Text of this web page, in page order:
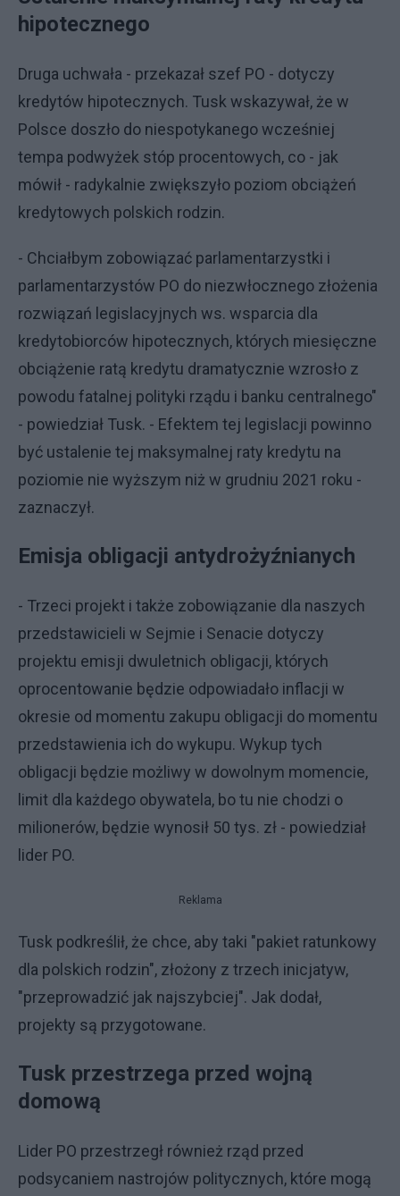
hipotecznego
Druga uchwała - przekazał szef PO - dotyczy
kredytów hipotecznych. Tusk wskazywał, że w
Polsce doszło do niespotykanego wcześniej
tempa podwyżek stóp procentowych, co - jak
mówił - radykalnie zwiększyło poziom obciążeń
kredytowych polskich rodzin.
- Chciałbym zobowiązać parlamentarzystki i
parlamentarzystów PO do niezwłocznego złożenia
rozwiązań legislacyjnych ws. wsparcia dla
kredytobiorców hipotecznych, których miesięczne
obciążenie ratą kredytu dramatycznie wzrosło z
powodu fatalnej polityki rządu i banku centralnego"
- powiedział Tusk. - Efektem tej legislacji powinno
być ustalenie tej maksymalnej raty kredytu na
poziomie nie wyższym niż w grudniu 2021 roku -
zaznaczył.
Emisja obligacji antydrożyźnianych
- Trzeci projekt i także zobowiązanie dla naszych
przedstawicieli w Sejmie i Senacie dotyczy
projektu emisji dwuletnich obligacji, których
oprocentowanie będzie odpowiadało inflacji w
okresie od momentu zakupu obligacji do momentu
przedstawienia ich do wykupu. Wykup tych
obligacji będzie możliwy w dowolnym momencie,
limit dla każdego obywatela, bo tu nie chodzi o
milionerów, będzie wynosił 50 tys. zł - powiedział
lider PO.
Reklama
Tusk podkreślił, że chce, aby taki "pakiet ratunkowy
dla polskich rodzin", złożony z trzech inicjatyw,
"przeprowadzić jak najszybciej". Jak dodał,
projekty są przygotowane.
Tusk przestrzega przed wojną
domową
Lider PO przestrzegł również rząd przed
podsycaniem nastrojów politycznych, które mogą